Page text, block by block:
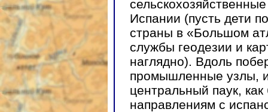
Испании (пусть дети
страны в «Большом
службы геодезии и
наглядно). Вдоль
промышленные узлы,
центральный паук,
направлениям с